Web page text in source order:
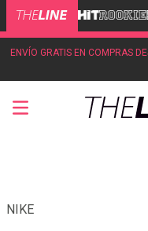
ENVÍO GRATIS EN COMPRAS
NIKE